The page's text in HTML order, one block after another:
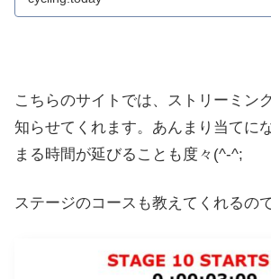
こちらのサイトでは、ストリーミン
知らせてくれます。あんまり当てに
まる時間が延びることも度々(^-^;
ステージのコースも教えてくれるの